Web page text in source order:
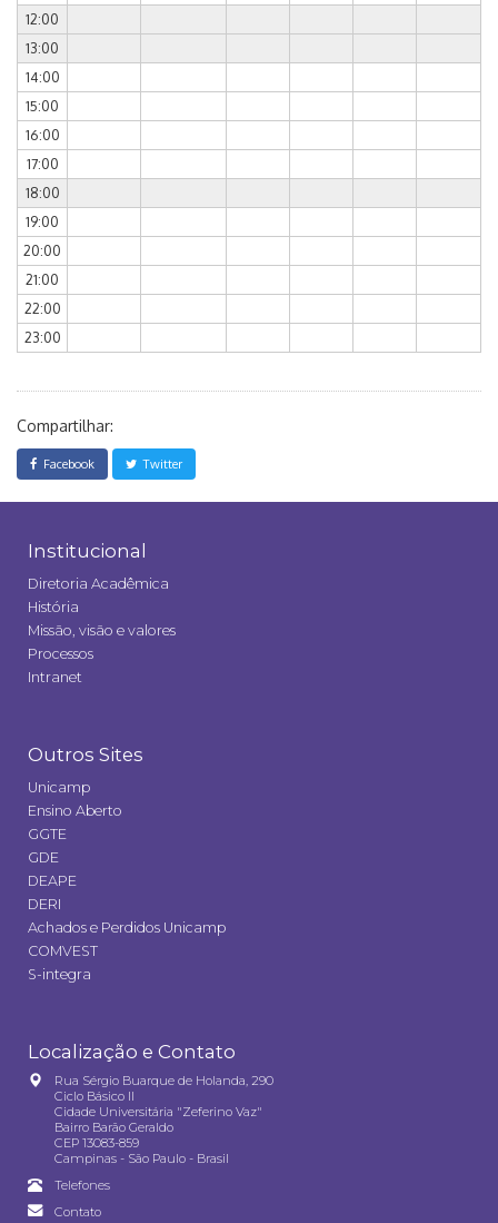
12:00
13:00
14:00
15:00
16:00
17:00
18:00
19:00
20:00
21:00
22:00
23:00
Compartilhar:
Facebook Twitter
Institucional
Diretoria Acadêmica
História
Missão, visão e valores
Processos
Intranet
Outros Sites
Unicamp
Ensino Aberto
GGTE
GDE
DEAPE
DERI
Achados e Perdidos Unicamp
COMVEST
S-integra
Localização e Contato
Rua Sérgio Buarque de Holanda, 290
Ciclo Básico II
Cidade Universitária "Zeferino Vaz"
Bairro Barão Geraldo
CEP 13083-859
Campinas - São Paulo - Brasil
Telefones
Contato